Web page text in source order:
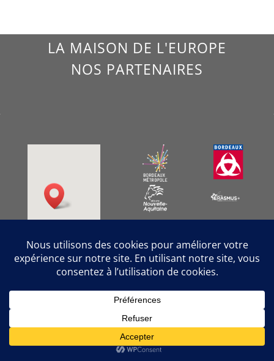
LA MAISON DE L'EUROPE
NOS PARTENAIRES